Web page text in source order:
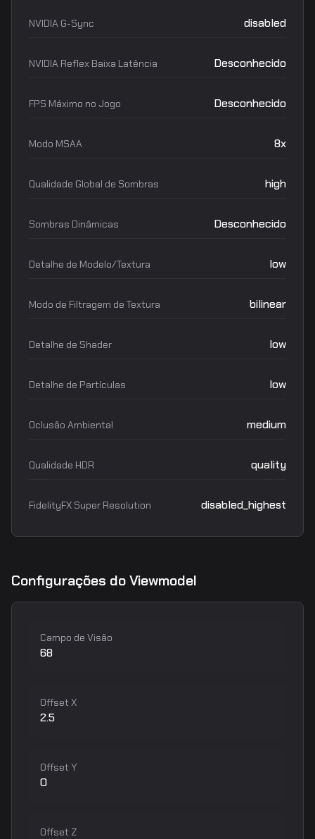
NVIDIA G-Sync disabled
NVIDIA Reflex Baixa Latência Desconhecido
FPS Máximo no Jogo Desconhecido
Modo MSAA 8x
Qualidade Global de Sombras high
Sombras Dinâmicas Desconhecido
Detalhe de Modelo/Textura low
Modo de Filtragem de Textura bilinear
Detalhe de Shader low
Detalhe de Partículas low
Oclusão Ambiental medium
Qualidade HDR quality
FidelityFX Super Resolution disabled_highest
Configurações do Viewmodel
Campo de Visão
68
Offset X
2.5
Offset Y
0
Offset Z